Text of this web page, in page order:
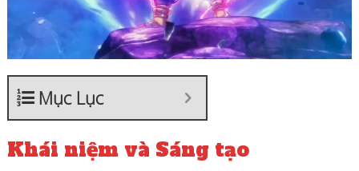
Mục Lục
Khái niệm và Sáng tạo